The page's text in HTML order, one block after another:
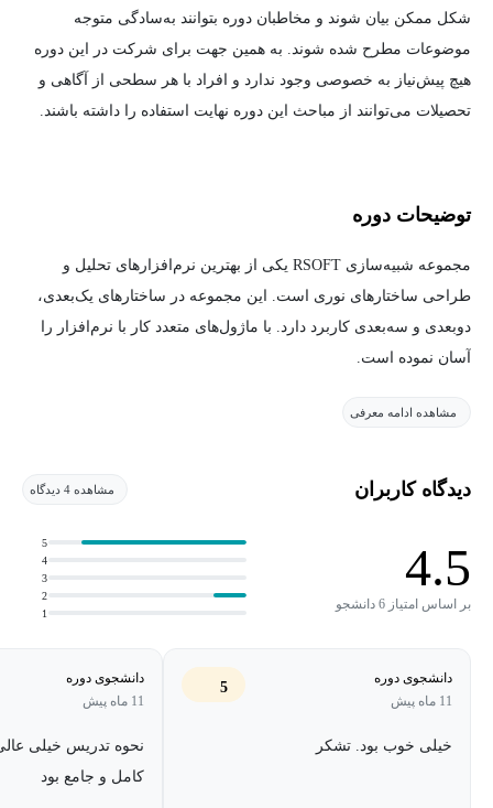
شکل ممکن بیان شوند و مخاطبان دوره بتوانند به‌سادگی متوجه
موضوعات مطرح شده شوند. به همین جهت برای شرکت در این دوره
هیچ پیش‌نیاز به خصوصی وجود ندارد و افراد با هر سطحی از آگاهی و
تحصیلات می‌توانند از مباحث این دوره نهایت استفاده را داشته باشند.
توضیحات دوره
مجموعه شبیه‌سازی RSOFT یکی از بهترین نرم‌افزارهای تحلیل و
طراحی ساختارهای نوری است. این مجموعه در ساختارهای یک‌بعدی،
دوبعدی و سه‌بعدی کاربرد دارد. با ماژول‌های متعدد کار با نرم‌افزار را
آسان نموده است.
این نرم‌افزار نیازی به برنامه‌نویسی‌های دشوار ندارد. قبل از ساخت
رسم شده و محدودیت‌های انتشار منبع نور مشخص می‌شود.
مشاهده ادامه معرفی
دیدگاه کاربران مشاهده 4 دیدگاه
4.5
بر اساس امتیاز 6 دانشجو
1
2
3
4
5
دانشجوی دوره
11 ماه پیش
5
خیلی خوب بود. تشکر
دانشجوی دوره
11 ماه پیش
نحوه تدریس خیلی
کامل و جامع بود